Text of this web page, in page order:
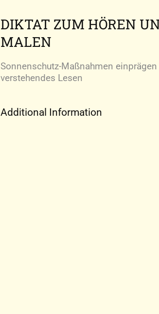
DIKTAT ZUM HÖREN
MALEN
Sonnenschutz-Maßnahmen
verstehendes Lesen
Additional Information